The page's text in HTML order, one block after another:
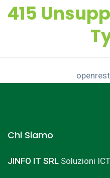
415
Chi Siamo
JINFO IT SRL Soluzioni